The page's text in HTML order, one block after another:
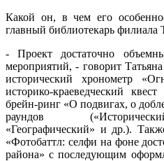
Какой он, в чем его
главный библиотекарь филиала
- Проект достаточно
мероприятий, - говорит
исторический хронометр
историко-краеведческий
брейн-ринг «О подвигах, о
раундов
«Географический» и др.).
«Фотобаттл: селфи на фоне
района» с последующим